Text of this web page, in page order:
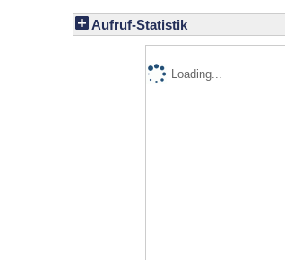
Aufruf-Statistik
Loading...